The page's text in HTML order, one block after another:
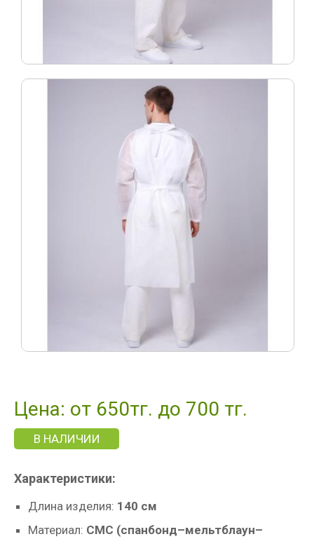
Цена: от 650тг. до 700 тг.
В НАЛИЧИИ
Характеристики:
Длина изделия: 140 см
Материал: СМС (спанбонд–мельтблаун–